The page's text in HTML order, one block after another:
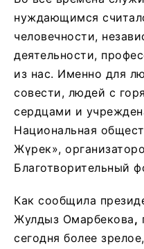
нуждающимся
человечности,
деятельности,
из нас. Именно для
совести, людей с
сердцами и
Национальная
Жүрек»,
Благотворительный
Как сообщила
Жулдыз Омарбекова,
сегодня более